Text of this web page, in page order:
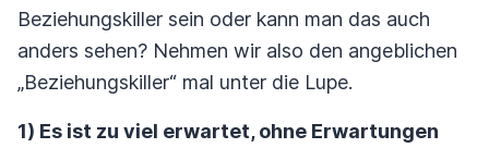
Beziehungskiller sein oder kann man das auch
anders sehen? Nehmen wir also den angeblichen
„Beziehungskiller“ mal unter die Lupe.
1) Es ist zu viel erwartet, ohne Erwartungen